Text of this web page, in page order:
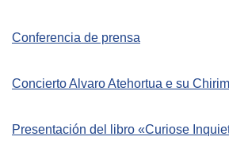
COPOLAD III
Conferencia de prensa
Concierto Alvaro Atehortua e su
Presentación del libro «Curiose